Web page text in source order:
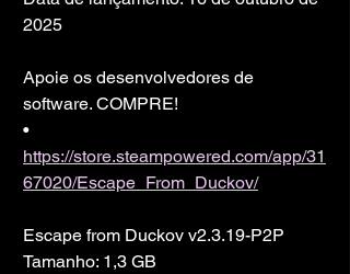
2025
Apoie os desenvolvedores de
software. COMPRE!
•
https://store.steampowered.com/app/31
67020/Escape_From_Duckov/
Escape from Duckov v2.3.19-P2P
Tamanho: 1,3 GB